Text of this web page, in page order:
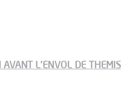
L’ENVOL DE THEMIS